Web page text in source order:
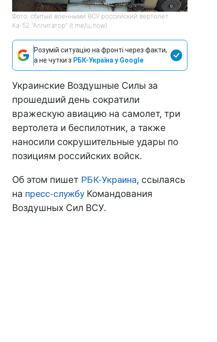
Фото: сбитый военными ВСУ российский вертолет
Ка-52 "Аллигатор" (t.me/u_now)
Розумій ситуацію на фронті через факти,
а не чутки з РБК-Україна у Google
Украинские Воздушные Силы за
прошедший день сократили
вражескую авиацию на самолет, три
вертолета и беспилотник, а также
наносили сокрушительные удары по
позициям российских войск.
Об этом пишет РБК-Украина, ссылаясь
на пресс-службу Командования
Воздушных Сил ВСУ.